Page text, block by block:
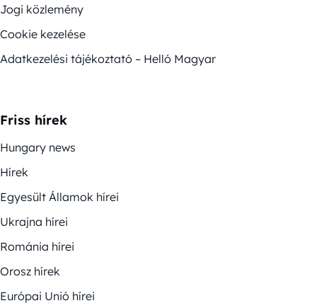
Jogi közlemény
Cookie kezelése
Adatkezelési tájékoztató – Helló Magyar
Friss hírek
Hungary news
Hírek
Egyesült Államok hírei
Ukrajna hírei
Románia hírei
Orosz hírek
Európai Unió hírei